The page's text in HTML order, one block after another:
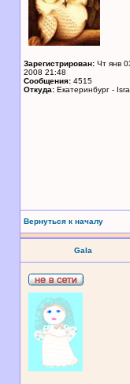
Зарегистрирован: Чт янв
2008 21:48
Сообщения: 4515
Откуда: Екатеринбург -
Вернуться к началу
Gala